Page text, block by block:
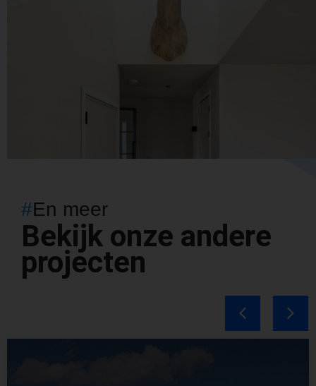
#En meer
Bekijk onze andere
projecten